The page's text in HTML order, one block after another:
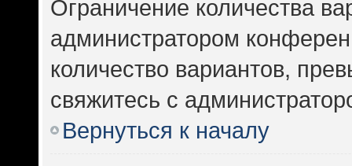
Ограничение количества
администратором
количество вариантов,
свяжитесь с
Вернуться к началу